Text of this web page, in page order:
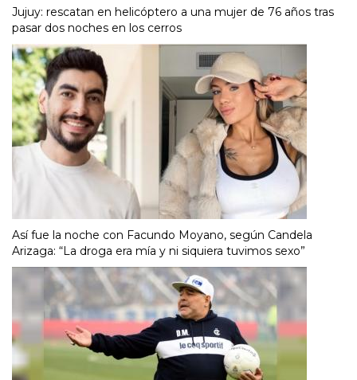
Jujuy: rescatan en helicóptero a una mujer de 76 años tras
pasar dos noches en los cerros
Así fue la noche con Facundo Moyano, según Candela
Arizaga: “La droga era mía y ni siquiera tuvimos sexo”